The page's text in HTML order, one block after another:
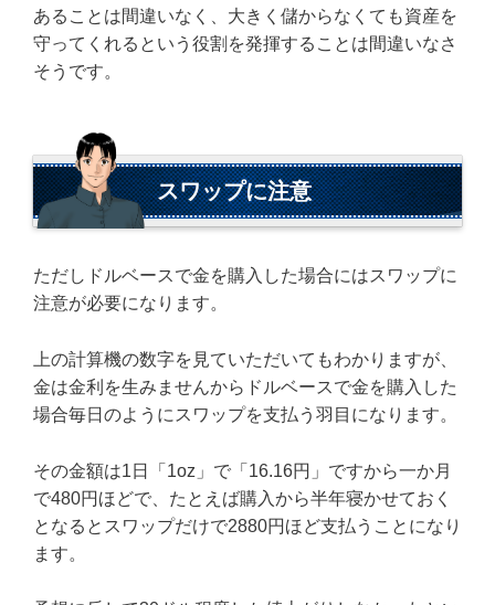
あることは間違いなく、大きく儲からなくても資産を
守ってくれるという役割を発揮することは間違いなさ
そうです。
スワップに注意
ただしドルベースで金を購入した場合にはスワップに
注意が必要になります。
上の計算機の数字を見ていただいてもわかりますが、
金は金利を生みませんからドルベースで金を購入した
場合毎日のようにスワップを支払う羽目になります。
その金額は1日「1oz」で「16.16円」ですから一か月
で480円ほどで、たとえば購入から半年寝かせておく
となるとスワップだけで2880円ほど支払うことになり
ます。